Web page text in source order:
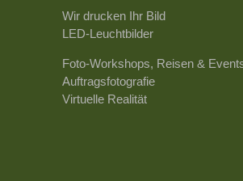
Wir drucken Ihr Bild
LED-Leuchtbilder
Foto-Workshops, Reisen &
Auftragsfotografie
Virtuelle Realität